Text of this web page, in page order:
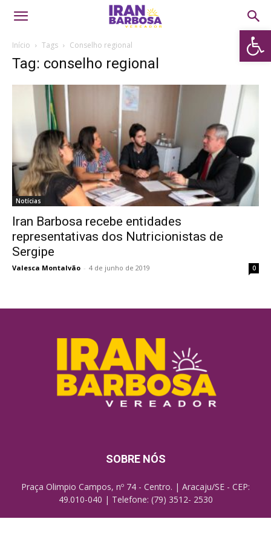
Abrir
Início Tags Conselho regional
Tag: conselho regional
Notícias
Iran Barbosa recebe entidades
representativas dos Nutricionistas de
Sergipe
Valesca Montalvão - 4 de junho de 2019 0
SOBRE NÓS
Praça Olimpio Campos, nº 74 - Centro. | Aracaju/SE - CEP:
49.010-040 | Telefone: (79) 3512- 2530